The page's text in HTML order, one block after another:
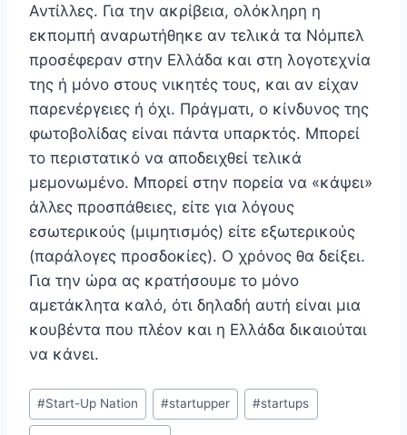
Αντίλλες. Για την ακρίβεια, ολόκληρη η
εκπομπή αναρωτήθηκε αν τελικά τα Νόμπελ
προσέφεραν στην Ελλάδα και στη λογοτεχνία
της ή μόνο στους νικητές τους, και αν είχαν
παρενέργειες ή όχι. Πράγματι, ο κίνδυνος της
φωτοβολίδας είναι πάντα υπαρκτός. Μπορεί
το περιστατικό να αποδειχθεί τελικά
μεμονωμένο. Μπορεί στην πορεία να «κάψει»
άλλες προσπάθειες, είτε για λόγους
εσωτερικούς (μιμητισμός) είτε εξωτερικούς
(παράλογες προσδοκίες). Ο χρόνος θα δείξει.
Για την ώρα ας κρατήσουμε το μόνο
αμετάκλητα καλό, ότι δηλαδή αυτή είναι μια
κουβέντα που πλέον και η Ελλάδα δικαιούται
να κάνει.
Post
Tags:
#Start-Up Nation #startupper #startups